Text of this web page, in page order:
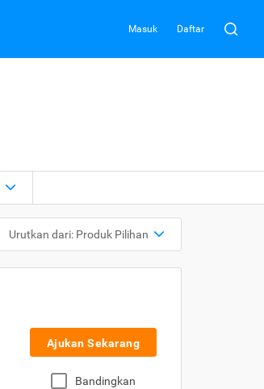
Masuk Daftar
Urutkan dari: Produk Pilihan
Ajukan Sekarang
Bandingkan